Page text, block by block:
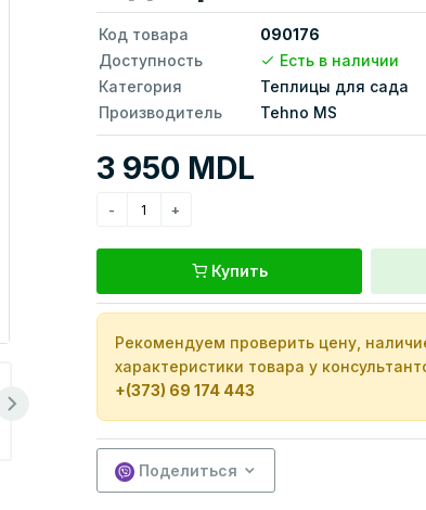
Код товара
090176
Доступность
Есть в наличии
Категория
Теплицы для сада
Производитель
Tehno MS
3 950 MDL
Купить
Рекомендуем проверить цену,
характеристики товара у
+(373) 69 174 443
Поделиться